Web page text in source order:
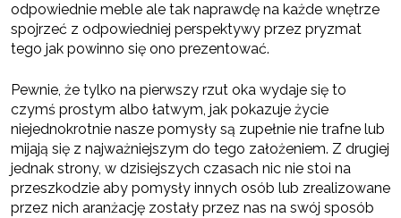
odpowiednie meble ale tak naprawdę na każde wnętrze
spojrzeć z odpowiedniej perspektywy przez pryzmat
tego jak powinno się ono prezentować.
Pewnie, że tylko na pierwszy rzut oka wydaje się to
czymś prostym albo łatwym, jak pokazuje życie
niejednokrotnie nasze pomysły są zupełnie nie trafne lub
mijają się z najważniejszym do tego założeniem. Z drugiej
jednak strony, w dzisiejszych czasach nic nie stoi na
przeszkodzie aby pomysły innych osób lub zrealizowane
przez nich aranżację zostały przez nas na swój sposób